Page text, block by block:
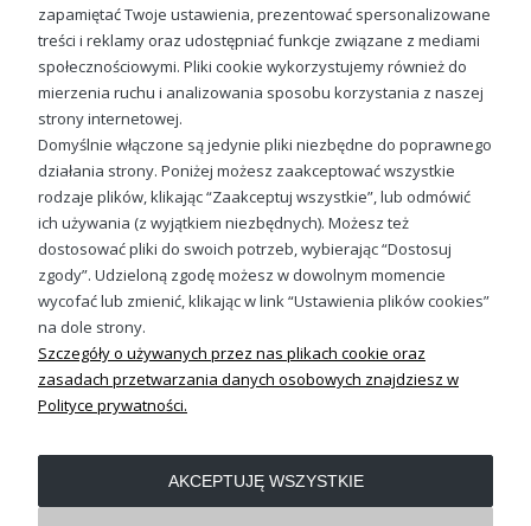
Czaszka The Punisher Męska koszulka
49,98 zł
Sprawdź nasze social media
zapamiętać Twoje ustawienia, prezentować spersonalizowane
treści i reklamy oraz udostępniać funkcje związane z mediami
społecznościowymi. Pliki cookie wykorzystujemy również do
mierzenia ruchu i analizowania sposobu korzystania z naszej
strony internetowej.
Domyślnie włączone są jedynie pliki niezbędne do poprawnego
działania strony. Poniżej możesz zaakceptować wszystkie
rodzaje plików, klikając “Zaakceptuj wszystkie”, lub odmówić
ich używania (z wyjątkiem niezbędnych). Możesz też
dostosować pliki do swoich potrzeb, wybierając “Dostosuj
zgody”. Udzieloną zgodę możesz w dowolnym momencie
wycofać lub zmienić, klikając w link “Ustawienia plików cookies”
na dole strony.
Szczegóły o używanych przez nas plikach cookie oraz
zasadach przetwarzania danych osobowych znajdziesz w
Polityce prywatności.
AKCEPTUJĘ WSZYSTKIE